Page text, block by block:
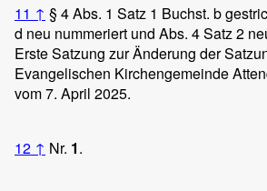
11 ↑ § 4 Abs. 1 Satz 1 Buchst. b
d neu nummeriert und Abs. 4 Satz 2
Erste Satzung zur Änderung der
Evangelischen Kirchengemeinde
vom 7. April 2025.
12 ↑ Nr. 1.